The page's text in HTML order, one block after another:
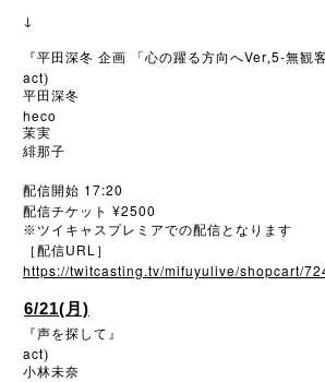
↓
『平田深冬 企画 「心の躍る方向へVer,5-無観
act)
平田深冬
heco
茉実
緋那子
配信開始 17:20
配信チケット ¥2500
※ ツイキャスプレミアでの配信となります
［配信URL ］
https://twitcasting.tv/mifuyulive/shopcart/
6/21(月)
『声を探して』
act)
小林未奈